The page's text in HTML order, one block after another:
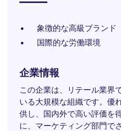
象徴的な高級ブランド
国際的な労働環境
企業情報
この企業は、リテール業界
いる大規模な組織です。優
供し、国内外で高い評価を
に、マーケティング部門で